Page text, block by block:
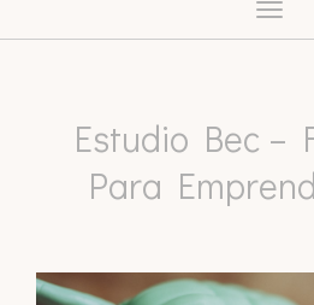
Toggle
Estudio Bec –
Para